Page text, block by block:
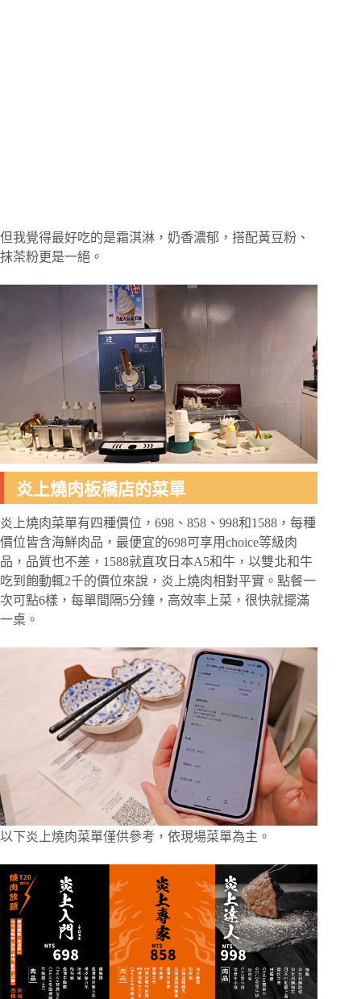
但我覺得最好吃的是霜淇淋，奶香濃郁，搭配黃豆粉、
抹茶粉更是一絕。
炎上燒肉板橋店的菜單
炎上燒肉菜單有四種價位，698、858、998和1588，每種
價位皆含海鮮肉品，最便宜的698可享用choice等級肉
品，品質也不差，1588就直攻日本A5和牛，以雙北和牛
吃到飽動輒2千的價位來說，炎上燒肉相對平實。點餐一
次可點6樣，每單間隔5分鐘，高效率上菜，很快就擺滿
一桌。
以下炎上燒肉菜單僅供參考，依現場菜單為主。